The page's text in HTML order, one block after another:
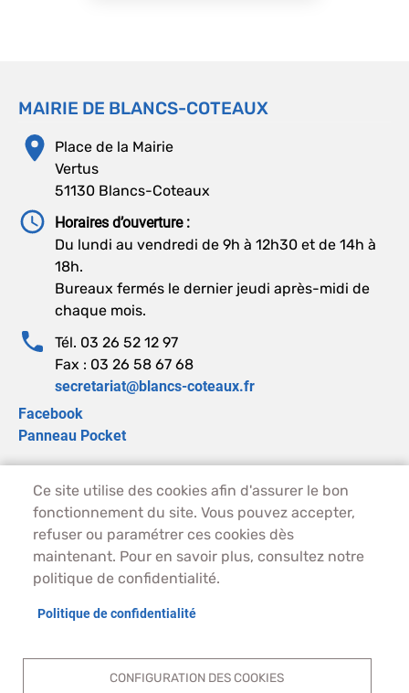
MAIRIE DE BLANCS-COTEAUX
Place de la Mairie
Vertus
51130 Blancs-Coteaux
Horaires d’ouverture :
Du lundi au vendredi de 9h à 12h30 et de 14h à
18h.
Bureaux fermés le dernier jeudi après-midi de
chaque mois.
Tél. 03 26 52 12 97
Fax : 03 26 58 67 68
secretariat@blancs-coteaux.fr
Facebook
Panneau Pocket
Ce site utilise des cookies afin d'assurer le bon
fonctionnement du site. Vous pouvez accepter,
refuser ou paramétrer ces cookies dès
maintenant. Pour en savoir plus, consultez notre
politique de confidentialité.
Politique de confidentialité
CONFIGURATION DES COOKIES
PIED DE PAGE - BLANCS-COTEAUX
ACCUEIL
CONTACT
MENTIONS LÉGALES
ACCESSIBILITÉ